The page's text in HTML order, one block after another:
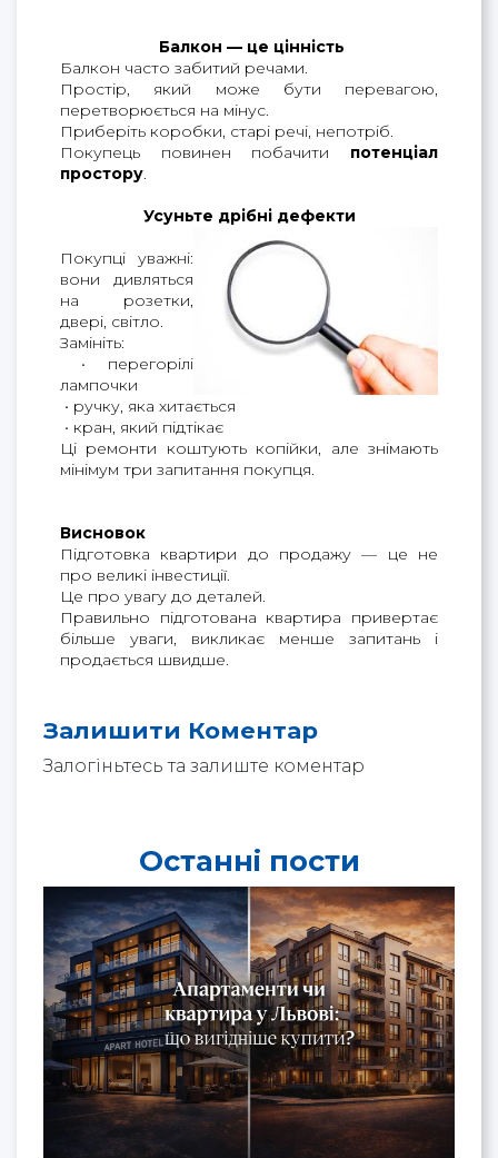
Балкон — це цінність
Балкон часто забитий речами.
Простір, який може бути перевагою,
перетворюється на мінус.
Приберіть коробки, старі речі, непотріб.
Покупець повинен побачити потенціал
простору.
Усуньте дрібні дефекти
Покупці уважні:
вони дивляться
на розетки,
двері, світло.
Замініть:
• перегорілі
лампочки
• ручку, яка хитається
• кран, який підтікає
Ці ремонти коштують копійки, але знімають
мінімум три запитання покупця.
Висновок
Підготовка квартири до продажу — це не
про великі інвестиції.
Це про увагу до деталей.
Правильно підготована квартира привертає
більше уваги, викликає менше запитань і
продається швидше.
Залишити Коментар
Залогіньтесь та залиште коментар
Останні пости